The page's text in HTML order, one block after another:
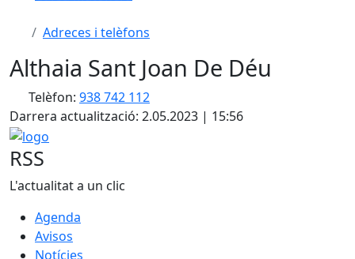
Adreces i telèfons
Althaia Sant Joan De Déu
Telèfon: 938 742 112
Darrera actualització: 2.05.2023 | 15:56
logo
RSS
L'actualitat a un clic
Agenda
Avisos
Notícies